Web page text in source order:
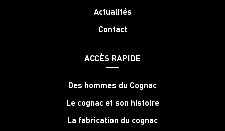
Actualités
Contact
ACCÈS RAPIDE
Des hommes du Cognac
Le cognac et son histoire
La fabrication du cognac